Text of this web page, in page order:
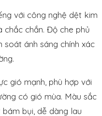
với công nghệ dệt kim
chắc chắn. Độ che phủ
soát ánh sáng chính xác
gió mạnh, phù hợp với
có gió mùa. Màu sắc
bụi, dễ dàng lau